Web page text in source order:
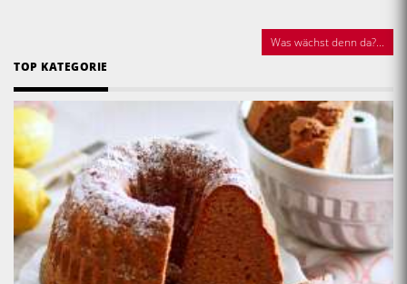
Was wächst denn da?...
TOP KATEGORIE